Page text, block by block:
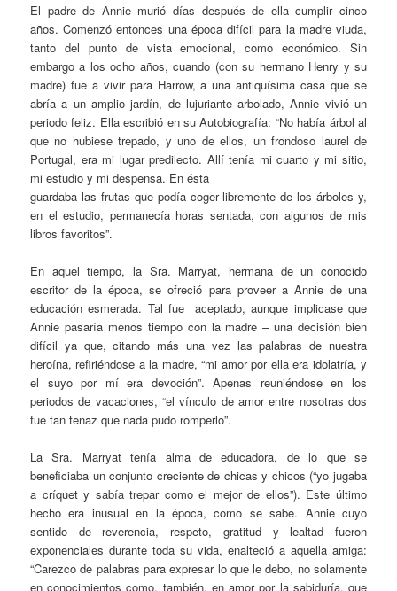
El padre de Annie murió días después de ella cumplir cinco
años. Comenzó entonces una época difícil para la madre viuda,
tanto del punto de vista emocional, como económico. Sin
embargo a los ocho años, cuando (con su hermano Henry y su
madre) fue a vivir para Harrow, a una antiquísima casa que se
abría a un amplio jardín, de lujuriante arbolado, Annie vivió un
periodo feliz. Ella escribió en su Autobiografía: “No había árbol al
que no hubiese trepado, y uno de ellos, un frondoso laurel de
Portugal, era mi lugar predilecto. Allí tenía mi cuarto y mi sitio,
mi estudio y mi despensa. En ésta
guardaba las frutas que podía coger libremente de los árboles y,
en el estudio, permanecía horas sentada, con algunos de mis
libros favoritos”.
En aquel tiempo, la Sra. Marryat, hermana de un conocido
escritor de la época, se ofreció para proveer a Annie de una
educación esmerada. Tal fue aceptado, aunque implicase que
Annie pasaría menos tiempo con la madre – una decisión bien
difícil ya que, citando más una vez las palabras de nuestra
heroína, refiriéndose a la madre, “mi amor por ella era idolatría, y
el suyo por mí era devoción”. Apenas reuniéndose en los
periodos de vacaciones, “el vínculo de amor entre nosotras dos
fue tan tenaz que nada pudo romperlo”.
La Sra. Marryat tenía alma de educadora, de lo que se
beneficiaba un conjunto creciente de chicas y chicos (“yo jugaba
a críquet y sabía trepar como el mejor de ellos”). Este último
hecho era inusual en la época, como se sabe. Annie cuyo
sentido de reverencia, respeto, gratitud y lealtad fueron
exponenciales durante toda su vida, enalteció a aquella amiga:
“Carezco de palabras para expresar lo que le debo, no solamente
en conocimientos como, también, en amor por la sabiduría, que